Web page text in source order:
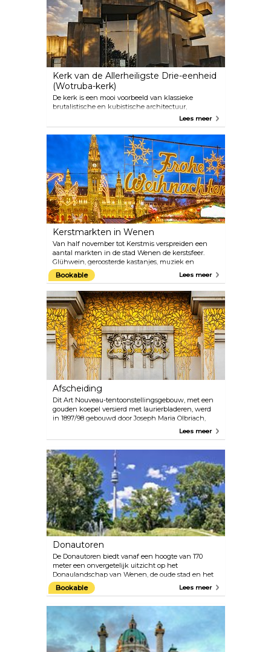
Audiogidsen in verschillende talen zijn inbegrepen
in de toegangsprijs.
Kerk van de Allerheiligste Drie-eenheid
(Wotruba-kerk)
De kerk is een mooi voorbeeld van klassieke
brutalistische en kubistische architectuur,
ontworpen door architect Fritz Wotruba. 152
Betonblokken zijn samengesteld om deze uniek
ogende structuur te vormen, met ramen in de
overige ruimtes. Hoe opvallend anders de gevel er
ook uitziet, de binnenkant lijkt op een bekend
kerkinterieur.
Lees meer
Kerstmarkten in Wenen
Van half november tot Kerstmis verspreiden een
aantal markten in de stad Wenen de kerstsfeer.
Glühwein, geroosterde kastanjes, muziek en
handgemaakte producten die in de kraampjes
worden verkocht, creëren een warme en gastvrije
sfeer, ondanks de soms koude Oostenrijkse winters.
Enkele van de meest opwindende kerstmarkten
zijn de Weense droomkerstmarkt voor het stadhuis,
het kerstdorp in het Belvedere-paleis (Prinz-
Eugene Straße) en de kerst- en nieuwjaarsmarkt in
Paleis Schönbrunn. Er zijn nog vele andere
kleinere markten met dezelfde charme.
Bookable Lees meer
Afscheiding
Dit Art Nouveau-tentoonstellingsgebouw, met een
gouden koepel versierd met laurierbladeren, werd
in 1897/98 gebouwd door Joseph Maria Olbriach,
een student van Otto Wagner. Het is één van de
is permanent te zien op de benedenverdieping. Op
de entreeverdieping worden wisselende
tentoonstellingen met hedendaagse kunst
gehouden.
Lees meer
Donautoren
De Donautoren biedt vanaf een hoogte van 170
meter een onvergetelijk uitzicht op het
Donaulandschap van Wenen, de oude stad en het
Weense Woud. De twee snelliften brengen
bezoekers in slechts 35 seconden naar het
De Donautoren werd in 1964 gebouwd voor het
Vienna International Garden Festival. Grote weiden,
uitgestrekte joggingpaden, speelplaatsen voor
kinderen en bloembedden bieden bezoekers een
ontspannende ruimte.
Bookable Lees meer